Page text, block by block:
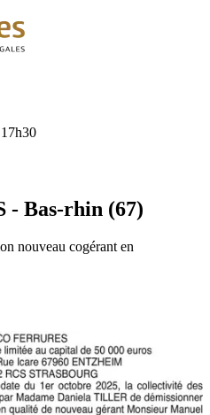
- Bas-rhin (67)
nouveau cogérant en